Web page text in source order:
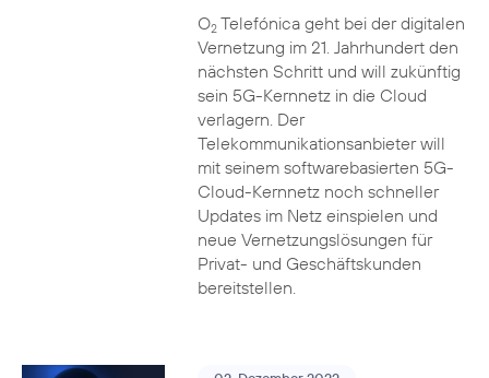
O2Telefónica geht bei der digitalen
Vernetzung im 21. Jahrhundert den
nächsten Schritt und will zukünftig
sein 5G-Kernnetz in die Cloud
verlagern. Der
Telekommunikationsanbieter will
mit seinem softwarebasierten 5G-
Cloud-Kernnetz noch schneller
Updates im Netz einspielen und
neue Vernetzungslösungen für
Privat- und Geschäftskunden
bereitstellen.